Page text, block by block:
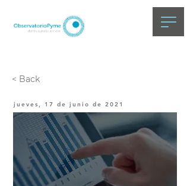
< Back
jueves, 17 de junio de 2021